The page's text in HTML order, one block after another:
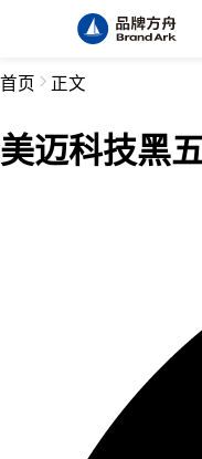
首页 正文
美迈科技黑